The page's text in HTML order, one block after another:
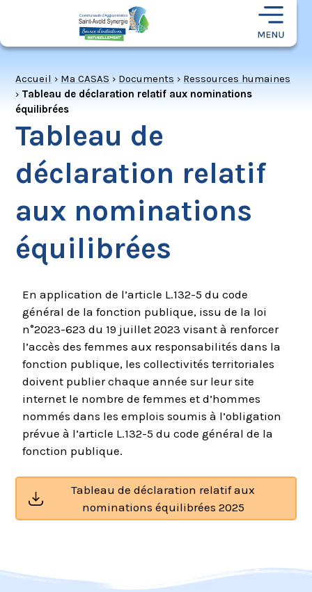
Accueil › Ma CASAS › Documents › Ressources humaines
› Tableau de déclaration relatif aux nominations
équilibrées
Tableau de
déclaration relatif
aux nominations
équilibrées
En application de l’article L.132-5 du code
général de la fonction publique, issu de la loi
n°2023-623 du 19 juillet 2023 visant à renforcer
l’accès des femmes aux responsabilités dans la
fonction publique, les collectivités territoriales
doivent publier chaque année sur leur site
internet le nombre de femmes et d’hommes
nommés dans les emplois soumis à l’obligation
prévue à l’article L.132-5 du code général de la
fonction publique.
Tableau de déclaration relatif aux
nominations équilibrées 2025